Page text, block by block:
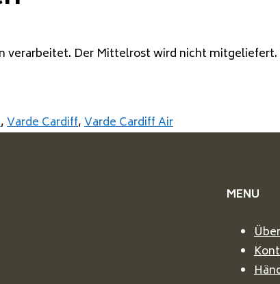
verarbeitet. Der Mittelrost wird nicht
,Varde Cardiff,Varde Cardiff Air
MENU